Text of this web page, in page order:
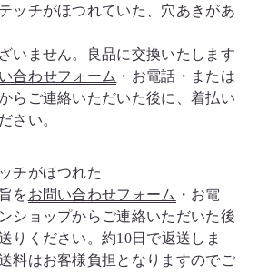
ッチがほつれていた、穴あきがあ
ません。良品に交換いたします
合わせフォーム ・お電話・または
らご連絡いただいた後に、着払い
さい。
チがほつれた
をお問い合わせフォーム ・お電
ショップからご連絡いただいた後
りください。約10日で返送しま
料はお客様負担となりますのでご